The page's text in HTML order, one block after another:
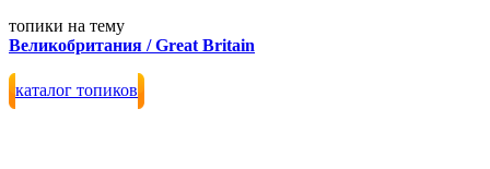
топики на тему
Великобритания / Great Britain
каталог топиков